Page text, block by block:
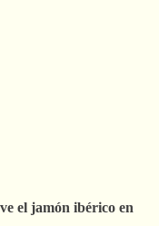
el jamón ibérico en